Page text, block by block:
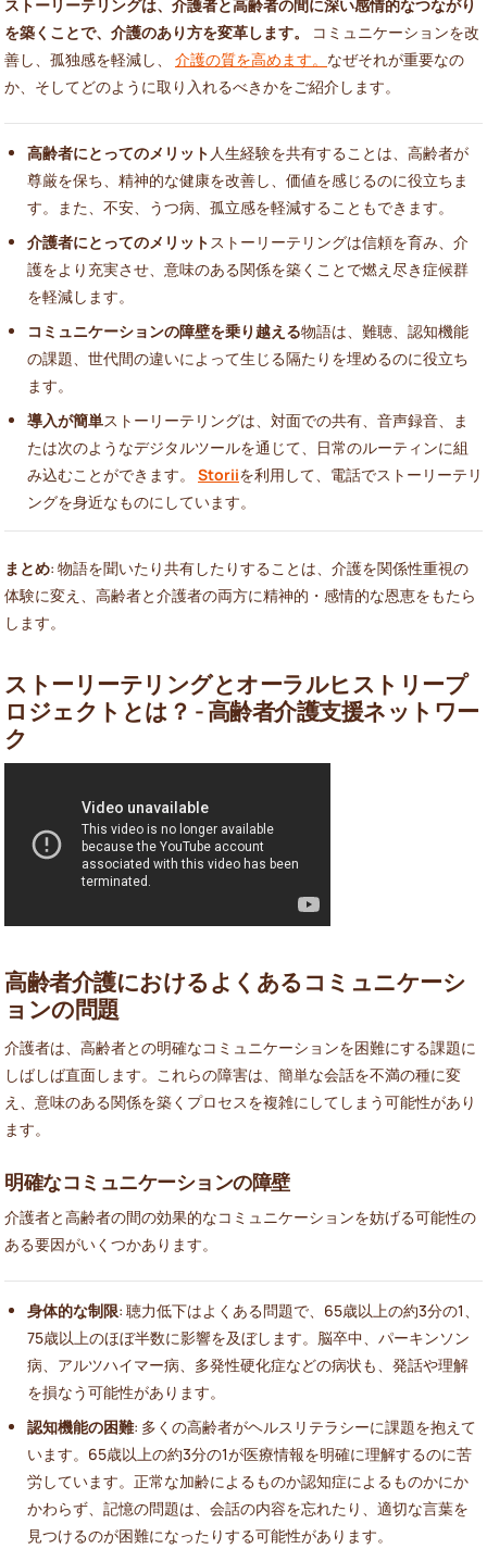
ストーリーテリングは、介護者と高齢者の間に深い感情的なつながり
を築くことで、介護のあり方を変革します。
コミュニケーションを改
善し、孤独感を軽減し、 介護の質を高めます。 なぜそれが重要なの
か、そしてどのように取り入れるべきかをご紹介します。
高齢者にとってのメリット 人生経験を共有することは、高齢者が
尊厳を保ち、精神的な健康を改善し、価値を感じるのに役立ちま
す。また、不安、うつ病、孤立感を軽減することもできます。
介護者にとってのメリットストーリーテリングは信頼を育み、介
護をより充実させ、意味のある関係を築くことで燃え尽き症候群
を軽減します。
コミュニケーションの障壁を乗り越える物語は、難聴、認知機能
の課題、世代間の違いによって生じる隔たりを埋めるのに役立ち
ます。
導入が簡単ストーリーテリングは、対面での共有、音声録音、ま
たは次のようなデジタルツールを通じて、日常のルーティンに組
み込むことができます。 Storiiを利用して、電話でストーリーテリ
ングを身近なものにしています。
まとめ: 物語を聞いたり共有したりすることは、介護を関係性重視の
体験に変え、高齢者と介護者の両方に精神的・感情的な恩恵をもたら
します。
ストーリーテリングとオーラルヒストリープ
ロジェクトとは？ - 高齢者介護支援ネットワー
ク
高齢者介護におけるよくあるコミュニケーシ
ョンの問題
介護者は、高齢者との明確なコミュニケーションを困難にする課題に
しばしば直面します。これらの障害は、簡単な会話を不満の種に変
え、意味のある関係を築くプロセスを複雑にしてしまう可能性があり
ます。
明確なコミュニケーションの障壁
介護者と高齢者の間の効果的なコミュニケーションを妨げる可能性の
ある要因がいくつかあります。
身体的な制限: 聴力低下はよくある問題で、65歳以上の約3分の1、
75歳以上のほぼ半数に影響を及ぼします。脳卒中、パーキンソン
病、アルツハイマー病、多発性硬化症などの病状も、発話や理解
を損なう可能性があります。
認知機能の困難: 多くの高齢者がヘルスリテラシーに課題を抱えて
います。65歳以上の約3分の1が医療情報を明確に理解するのに苦
労しています。正常な加齢によるものか認知症によるものかにか
かわらず、記憶の問題は、会話の内容を忘れたり、適切な言葉を
見つけるのが困難になったりする可能性があります。